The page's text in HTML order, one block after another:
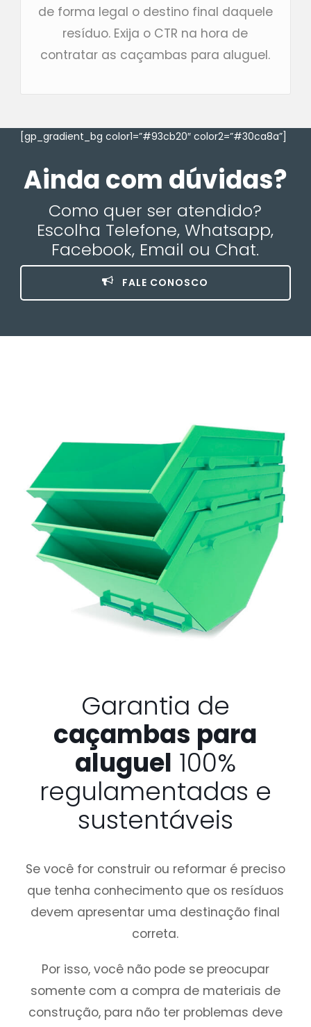
de forma legal o destino final daquele
resíduo. Exija o CTR na hora de
contratar as caçambas para aluguel.
[gp_gradient_bg color1=”#93cb20″ color2=”#30ca8a”]
Ainda com dúvidas?
Como quer ser atendido?
Escolha Telefone, Whatsapp,
Facebook, Email ou Chat.
FALE CONOSCO
Garantia de
caçambas para
aluguel 100%
regulamentadas e
sustentáveis
Se você for construir ou reformar é preciso
que tenha conhecimento que os resíduos
devem apresentar uma destinação final
correta.
Por isso, você não pode se preocupar
somente com a compra de materiais de
construção, para não ter problemas deve